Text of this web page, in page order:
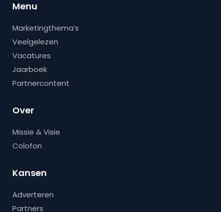
Menu
Marketingthema’s
Veelgelezen
Vacatures
Jaarboek
Partnercontent
Over
Missie & Visie
Colofon
Kansen
Adverteren
Partners